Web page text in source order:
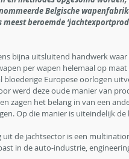
Belgische
beroemde
bijna uitsluitend handwerk
per wapen helemaal op
Europese oorlogen
werd deze oude manier van
zagen het belang in van een
Op die manier is uiteindelijk
uit de jachtsector is een
in de auto-industrie,